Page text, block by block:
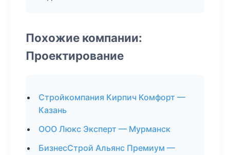
Похожие компании:
Проектирование
Стройкомпания Кирпич Комфорт —
Казань
ООО Люкс Эксперт — Мурманск
БизнесСтрой Альянс Премиум —